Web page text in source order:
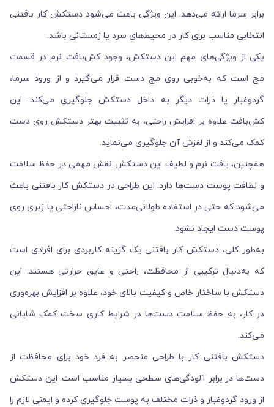
برابر سرما ارائه می‌دهد. این ویژگی باعث می‌شود دستکش کار بافتنی
انتخابی مناسب برای کار در محیط‌های سرد یا زمستانی باشد.
یکی از ویژگی‌های مهم این دستکش، وجود کش‌بافت نرم در قسمت
مچ است که به‌خوبی روی مچ دست قرار می‌گیرد و از ورود سرما،
گردوغبار یا ذرات دیگر به داخل دستکش جلوگیری می‌کند. این
کش‌بافت علاوه بر افزایش راحتی، به تثبیت بهتر دستکش روی دست
کمک می‌کند و از لغزش آن جلوگیری می‌نماید.
همچنین، بافت نرم و لطیف این دستکش نقش مهمی در حفظ سلامت
و لطافت پوست دست‌ها دارد. این طراحی در دستکش کار بافتنی باعث
می‌شود که حتی در استفاده طولانی‌مدت، احساس ناراحتی یا زبری روی
پوست دست ایجاد نشود.
به‌طور کلی، دستکش کار بافتنی یک گزینه کاربردی برای افرادی است
که به‌دنبال ترکیبی از محافظت، راحتی و عایق حرارتی هستند. این
دستکش با ساختار خاص و کیفیت بالای خود، علاوه بر افزایش بهره‌وری
در کار، به حفظ سلامت دست‌ها در شرایط کاری سخت کمک شایانی
می‌کند.
دستکش بافتنی کار با طراحی منحصر به فرد خود برای محافظت از
دست‌ها در برابر آلودگی‌های سطحی بسیار مناسب است. این دستکش
از ورود گردوغبار و ذرات مختلف به پوست جلوگیری کرده و ایمنی لازم را